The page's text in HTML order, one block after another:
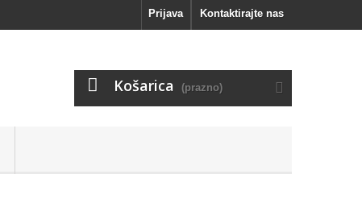
Kontaktirajte nas
Prijava
Košarica (prazno)